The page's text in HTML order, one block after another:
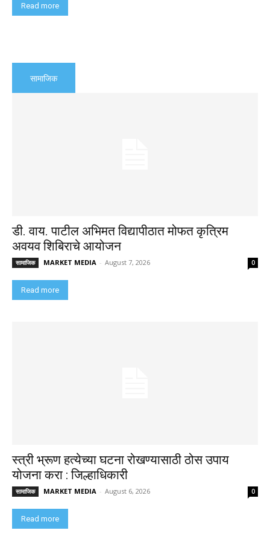
Read more
सामाजिक
डी. वाय. पाटील अभिमत विद्यापीठात मोफत कृत्रिम
अवयव शिबिराचे आयोजन
सामाजिक MARKET MEDIA - August 7, 2026 0
Read more
स्त्री भ्रूण हत्येच्या घटना रोखण्यासाठी ठोस उपाय
योजना करा : जिल्हाधिकारी
सामाजिक MARKET MEDIA - August 6, 2026 0
Read more